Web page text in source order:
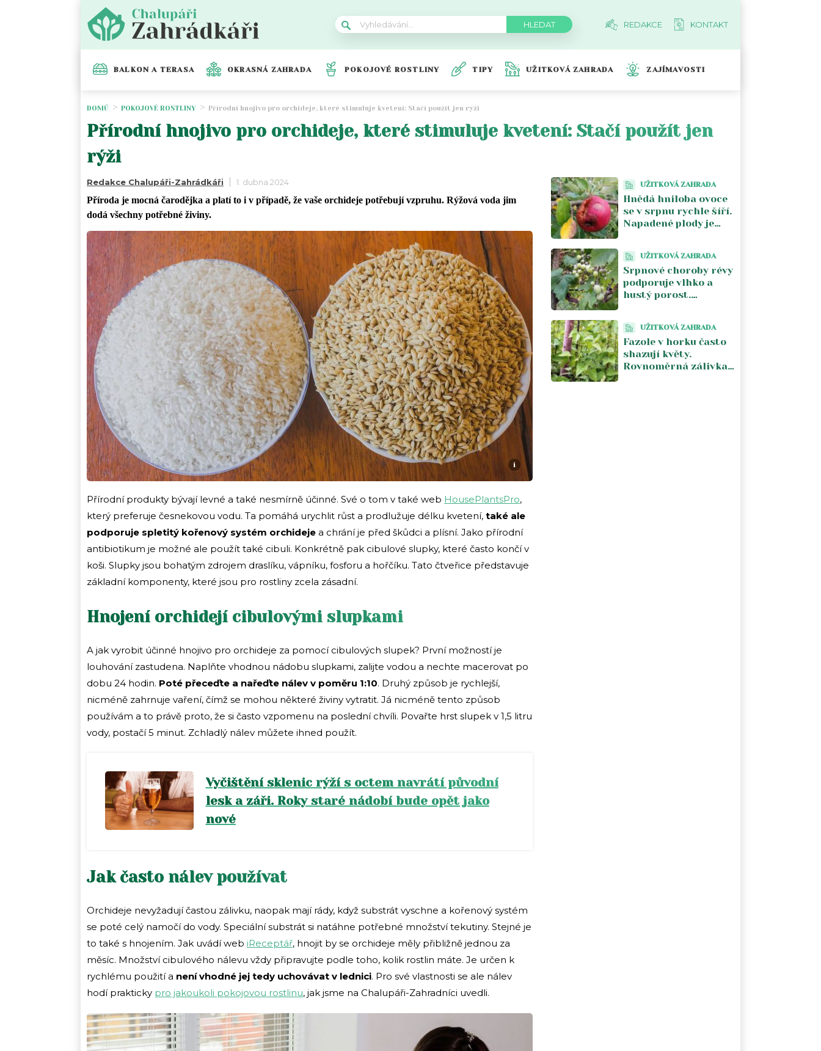
REDAKCE KONTAKT
BALKON A TERASA OKRASNÁ ZAHRADA POKOJOVÉ ROSTLINY TIPY UŽITKOVÁ ZAHRADA ZAJÍMAVOSTI
DOMŮ POKOJOVÉ ROSTLINY Přírodní hnojivo pro orchideje, které stimuluje kvetení: Stačí použít jen rýži
Přírodní hnojivo pro orchideje, které stimuluje kvetení: Stačí použít jen
rýži
Redakce Chalupáři-Zahrádkáři 1. dubna 2024
Příroda je mocná čarodějka a platí to i v případě, že vaše orchideje potřebují vzpruhu. Rýžová voda jim
dodá všechny potřebné živiny.
i
Přírodní produkty bývají levné a také nesmírně účinné. Své o tom v také web HousePlantsPro,
který preferuje česnekovou vodu. Ta pomáhá urychlit růst a prodlužuje délku kvetení, také ale
podporuje spletitý kořenový systém orchideje a chrání je před škůdci a plísní. Jako přírodní
antibiotikum je možné ale použít také cibuli. Konkrétně pak cibulové slupky, které často končí v
koši. Slupky jsou bohatým zdrojem draslíku, vápníku, fosforu a hořčíku. Tato čtveřice představuje
základní komponenty, které jsou pro rostliny zcela zásadní.
Hnojení orchidejí cibulovými slupkami
A jak vyrobit účinné hnojivo pro orchideje za pomocí cibulových slupek? První možností je
louhování zastudena. Naplňte vhodnou nádobu slupkami, zalijte vodou a nechte macerovat po
dobu 24 hodin. Poté přeceďte a nařeďte nálev v poměru 1:10. Druhý způsob je rychlejší,
nicméně zahrnuje vaření, čímž se mohou některé živiny vytratit. Já nicméně tento způsob
používám a to právě proto, že si často vzpomenu na poslední chvíli. Povařte hrst slupek v 1,5 litru
vody, postačí 5 minut. Zchladlý nálev můžete ihned použít.
Vyčištění sklenic rýží s octem navrátí původní
lesk a záři. Roky staré nádobí bude opět jako
nové
Jak často nálev používat
Orchideje nevyžadují častou zálivku, naopak mají rády, když substrát vyschne a kořenový systém
se poté celý namočí do vody. Speciální substrát si natáhne potřebné množství tekutiny. Stejné je
to také s hnojením. Jak uvádí web iReceptář, hnojit by se orchideje měly přibližně jednou za
měsíc. Množství cibulového nálevu vždy připravujte podle toho, kolik rostlin máte. Je určen k
rychlému použití a není vhodné jej tedy uchovávat v lednici. Pro své vlastnosti se ale nálev
hodí prakticky pro jakoukoli pokojovou rostlinu, jak jsme na Chalupáři-Zahradníci uvedli.
UŽITKOVÁ ZAHRADA
Hnědá hniloba ovoce
se v srpnu rychle šíří.
Napadené plody je
UŽITKOVÁ ZAHRADA
Srpnové choroby révy
podporuje vlhko a
hustý porost.
napadených částí
UŽITKOVÁ ZAHRADA
Fazole v horku často
shazují květy.
Rovnoměrná zálivka